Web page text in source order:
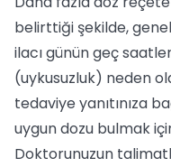
belirttiği şekilde,
ilacı günün geç
(uykusuzluk) neden
tedaviye yanıtınıza
uygun dozu bulmak
Doktorunuzun